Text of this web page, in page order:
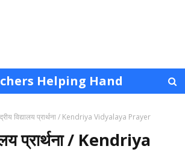
Helping Hand
विद्यालय प्रार्थना / Kendriya Vidyalaya Prayer
प्रार्थना / Kendriya